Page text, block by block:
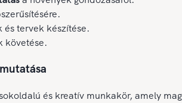
és tervek készítése.
követése.
és kreatív munkakör, amely